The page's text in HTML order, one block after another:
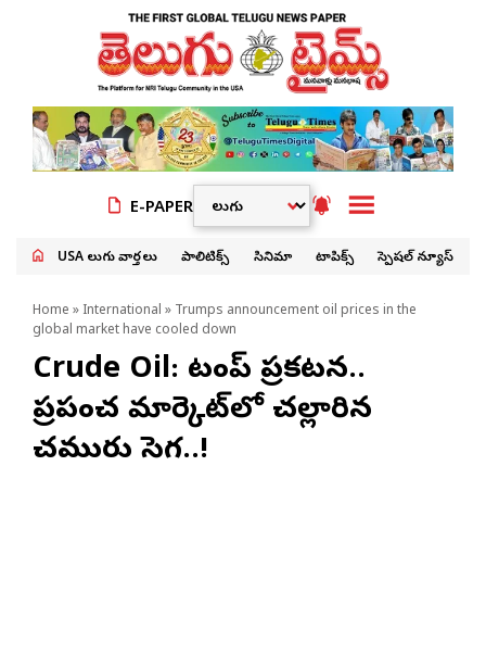
E-PAPER
USA తెలుగు వార్తలు పాలిటిక్స్ సినిమా టాపిక్స్ స్పెషల్ న్యూస్
Home » International » Trumps announcement oil prices in the
global market have cooled down
Crude Oil: ట్రంప్ ప్రకటన..
ప్రపంచ మార్కెట్‌లో చల్లారిన
చమురు సెగ..!